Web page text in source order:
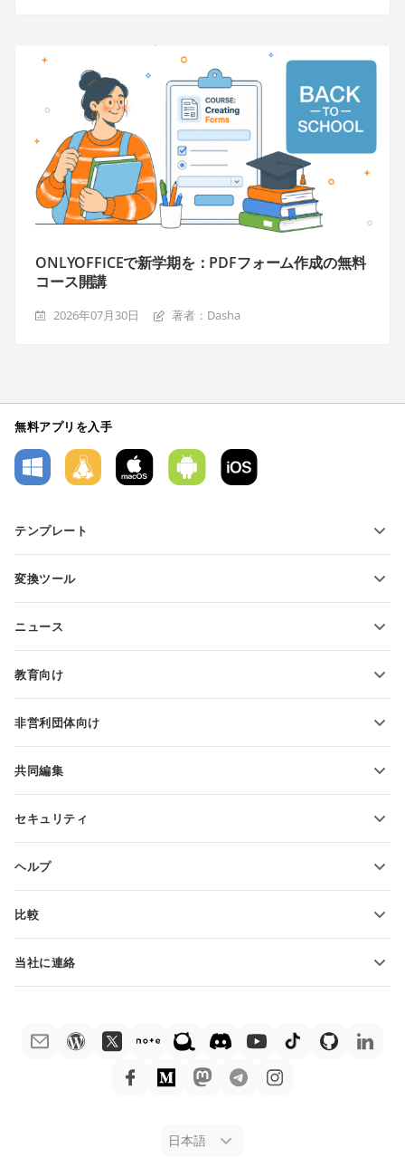
ONLYOFFICEで新学期を：PDFフォーム作成の無料
コース開講
2026年07月30日 著者：Dasha
無料アプリを入手
テンプレート
テキスト文書テンプレート
変換ツール
スプレッドシートの変換
PDFの変換
ニュース
教育向け
教育関係者向け
非営利団体向け
無料アカウントをリクエスト
共同編集
翻訳者向け
セキュリティ
ヘルプ
ヘルプ・センター
デモ注文
比較
ONLYOFFICE Docs vs Google Docs
ONLYOFFICE Docs vs WPS
ONLYOFFICE Docs vs Adobe Acrobat
当社に連絡
プレスリリースに関する質問press@onlyoffice.com
折返し電話をリクエスト
日本語